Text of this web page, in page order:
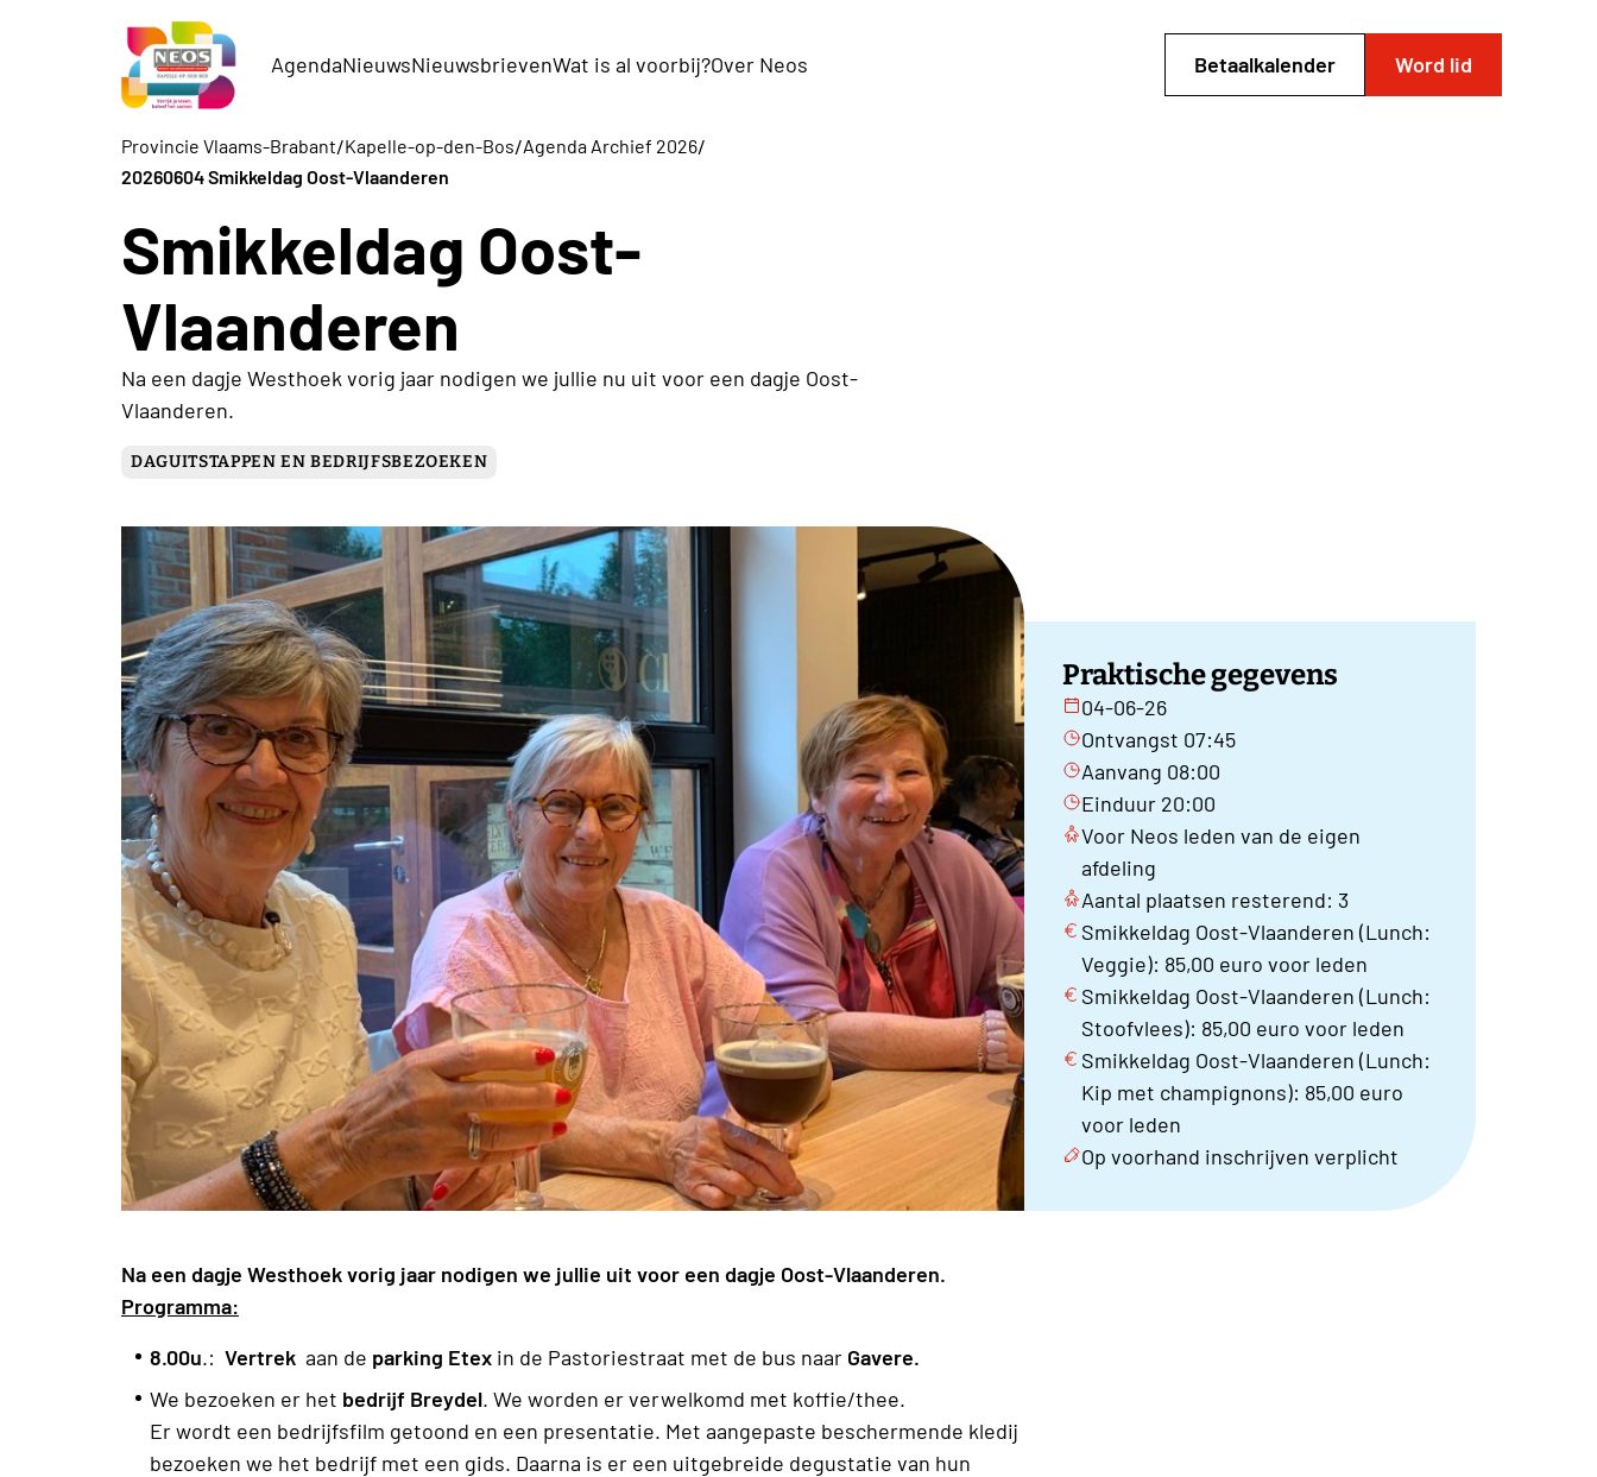
AgendaNieuwsNieuwsbrievenWat is al voorbij?Over Neos Betaalkalender Word lid
Provincie Vlaams-Brabant/Kapelle-op-den-Bos/Agenda Archief 2026/
20260604 Smikkeldag Oost-Vlaanderen
Smikkeldag Oost-
Vlaanderen
Na een dagje Westhoek vorig jaar nodigen we jullie nu uit voor een dagje Oost-
Vlaanderen.
DAGUITSTAPPEN EN BEDRIJFSBEZOEKEN
Praktische gegevens
04-06-26
Ontvangst 07:45
Aanvang 08:00
Einduur 20:00
Voor Neos leden van de eigen
afdeling
Aantal plaatsen resterend: 3
Smikkeldag Oost-Vlaanderen (Lunch:
Veggie): 85,00 euro voor leden
Smikkeldag Oost-Vlaanderen (Lunch:
Stoofvlees): 85,00 euro voor leden
Smikkeldag Oost-Vlaanderen (Lunch:
Kip met champignons): 85,00 euro
voor leden
Op voorhand inschrijven verplicht
Na een dagje Westhoek vorig jaar nodigen we jullie uit voor een dagje Oost-Vlaanderen.
Programma:
8.00u.: Vertrek aan de parking Etex in de Pastoriestraat met de bus naar Gavere.
We bezoeken er het bedrijf Breydel. We worden er verwelkomd met koffie/thee.
Er wordt een bedrijfsfilm getoond en een presentatie. Met aangepaste beschermende kledij
bezoeken we het bedrijf met een gids. Daarna is er een uitgebreide degustatie van hun